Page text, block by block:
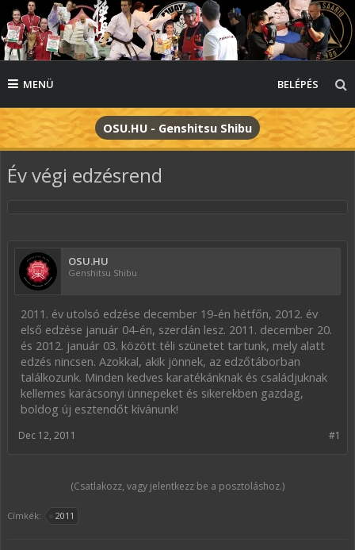
MENÜ BELÉPÉS
OSU.HU - Genshitsu Shibu
Év végi edzésrend
OSU.HU
Genshitsu Shibu
2011. év utolsó edzése december 19-én hétfőn, 2012. év
első edzése január 04-én, szerdán lesz. 2011. december 20.
és 2012. január 03. között téli szünetet tartunk, mely alatt
edzés nincsen. Azokkal, akik jönnek, az edzőtáborban
találkozunk. Minden kedves karatékánknak és családjuknak
kellemes karácsonyi ünnepeket és sikerekben gazdag,
boldog új esztendőt kívánunk!
#1
Dec 12, 2011
(Csatlakozz, vagy jelentkezz be a posztoláshoz.)
Címkék: 2011